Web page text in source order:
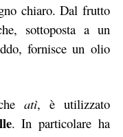
chiaro. Dal frutto
sottoposta a un
fornisce un olio
atì, è utilizzato
. In particolare ha